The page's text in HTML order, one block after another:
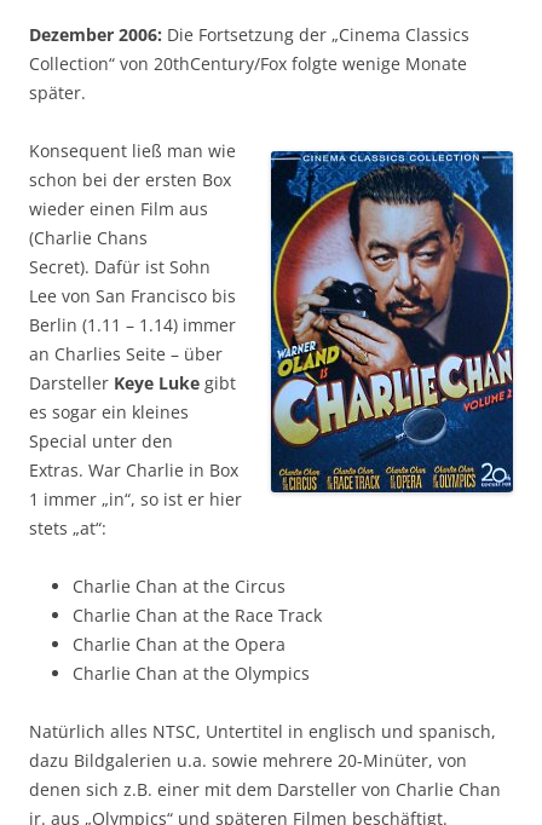
Dezember 2006: Die Fortsetzung der „Cinema Classics
Collection“ von 20thCentury/Fox folgte wenige Monate
später.
Konsequent ließ man wie
schon bei der ersten Box
wieder einen Film aus
(Charlie Chans
Secret). Dafür ist Sohn
Lee von San Francisco bis
Berlin (1.11 – 1.14) immer
an Charlies Seite – über
Darsteller Keye Luke gibt
es sogar ein kleines
Special unter den
Extras. War Charlie in Box
1 immer „in“, so ist er hier
stets „at“:
Charlie Chan at the Circus
Charlie Chan at the Race Track
Charlie Chan at the Opera
Charlie Chan at the Olympics
Natürlich alles NTSC, Untertitel in englisch und spanisch,
dazu Bildgalerien u.a. sowie mehrere 20-Minüter, von
denen sich z.B. einer mit dem Darsteller von Charlie Chan
jr. aus „Olympics“ und späteren Filmen beschäftigt.